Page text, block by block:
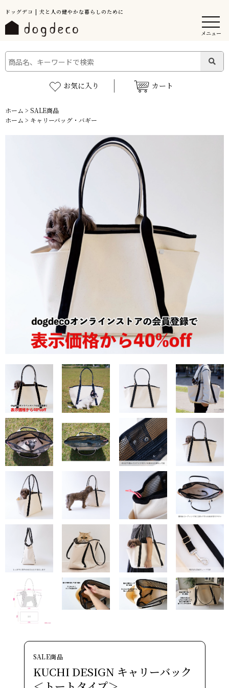
ドッグデコ | 犬と人の健やかな暮らしのために
メニュー
お気に入り カート
ホーム > SALE商品
ホーム > キャリーバッグ・バギー
SALE商品
KUCHI DESIGN キャリーバック